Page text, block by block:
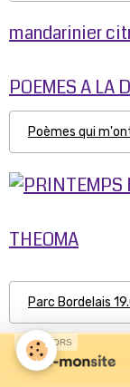
mandarinier
POEMES A LA
Poèmes qui
THEOMA
Parc Bordelais
SPONSORS